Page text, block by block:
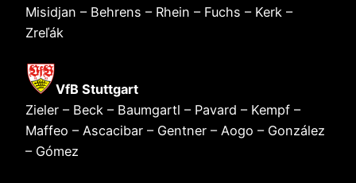
Misidjan – Behrens – Rhein – Fuchs – Kerk –
Zreľák
VfB Stuttgart
Zieler – Beck – Baumgartl – Pavard – Kempf –
Maffeo – Ascacibar – Gentner – Aogo – González
– Gómez